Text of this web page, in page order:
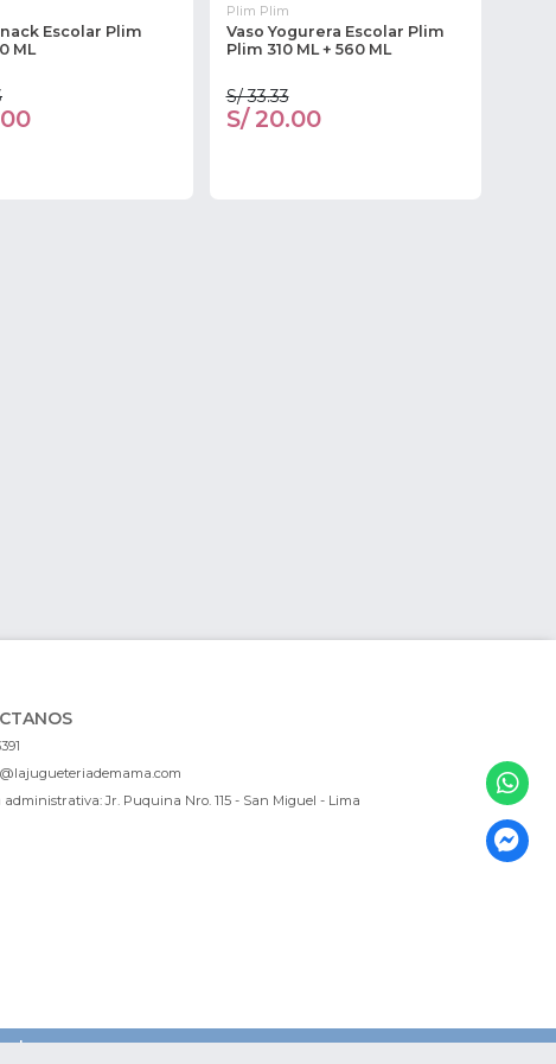
Escolar Plim
ML
Plim Plim
Vaso Yogurera Escolar Plim
Plim 310 ML + 560 ML
S/ 33.33
S/ 20.00
Jr. Puquina Nro. 115 - San Miguel - Lima